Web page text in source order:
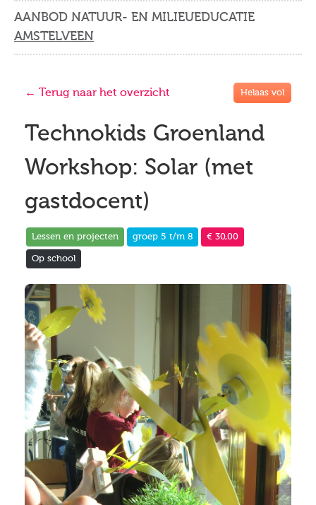
AANBOD NATUUR- EN MILIEUEDUCATIE
AMSTELVEEN
← Terug naar het overzicht Helaas vol
Technokids Groenland
Workshop: Solar (met
gastdocent)
Lessen en projecten groep 5 t/m 8 € 30,00
Op school